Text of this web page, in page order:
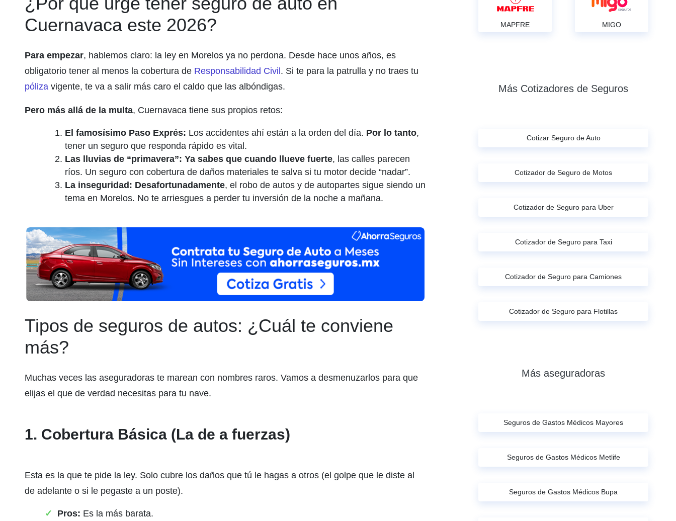
Cuernavaca este 2026?
Para empezar, hablemos claro: la ley en Morelos ya no perdona. Desde hace unos años, es
obligatorio tener al menos la cobertura de Responsabilidad Civil . Si te para la patrulla y no traes tu
póliza vigente, te va a salir más caro el caldo que las albóndigas.
Pero más allá de la multa, Cuernavaca tiene sus propios retos:
El famosísimo Paso Exprés: Los accidentes ahí están a la orden del día. Por lo tanto,
tener un seguro que responda rápido es vital.
Las lluvias de “primavera”: Ya sabes que cuando llueve fuerte, las calles parecen
ríos. Un seguro con cobertura de daños materiales te salva si tu motor decide “nadar”.
La inseguridad: Desafortunadamente, el robo de autos y de autopartes sigue siendo un
tema en Morelos. No te arriesgues a perder tu inversión de la noche a mañana.
Tipos de seguros de autos: ¿Cuál te conviene
más?
Muchas veces las aseguradoras te marean con nombres raros. Vamos a desmenuzarlos para que
elijas el que de verdad necesitas para tu nave.
1. Cobertura Básica (La de a fuerzas)
Esta es la que te pide la ley. Solo cubre los daños que tú le hagas a otros (el golpe que le diste al
de adelante o si le pegaste a un poste).
Pros: Es la más barata.
MAPFRE MIGO
Más Cotizadores de Seguros
Cotizar Seguro de Auto
Cotizador de Seguro de Motos
Cotizador de Seguro para Uber
Cotizador de Seguro para Taxi
Cotizador de Seguro para Camiones
Cotizador de Seguro para Flotillas
Más aseguradoras
Seguros de Gastos Médicos Mayores
Seguros de Gastos Médicos Metlife
Seguros de Gastos Médicos Bupa